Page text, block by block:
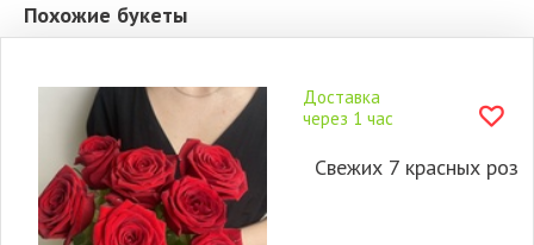
Похожие букеты
Доставка
через 1 час
Свежих 7 красных роз